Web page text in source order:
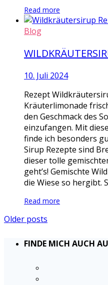
Read more
Blog
10. Juli 2024
Rezept
Kräuterlimonade
den Geschmack des
einzufangen. Mit
finde ich besonders
Sirup Rezepte sind
dieser tolle
geht’s! Gemischte
die Wiese so hergibt.
Read more
Older posts
FINDE MICH AUCH